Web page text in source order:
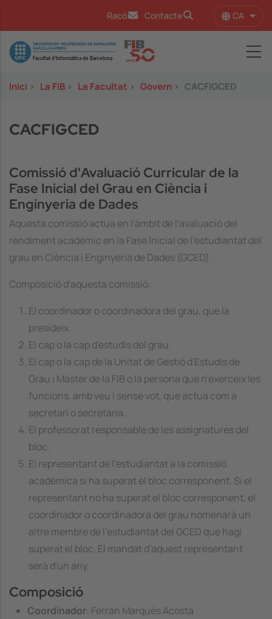
Racó Contacte CA
Image
Inici > La FIB > La Facultat > Govern > CACFIGCED
CACFIGCED
Comissió d'Avaluació Curricular de la
Fase Inicial del Grau en Ciència i
Enginyeria de Dades
Aquesta comissió actua en l'àmbit de l'avaluació del
rendiment acadèmic en la Fase Inicial de l’estudiantat del
grau en Ciència i Enginyeria de Dades (GCED).
Composició d'aquesta comissió:
El coordinador o coordinadora del grau, que la
presideix
El cap o la cap d'estudis del grau.
El cap o la cap de la Unitat de Gestió d'Estudis de
Grau i Màster de la FIB o la persona que n’exerceix les
funcions, amb veu i sense vot, que actua com a
secretari o secretària.
El professorat responsable de les assignatures del
bloc.
El representant de l'estudiantat a la comissió
acadèmica si ha superat el bloc corresponent. Si el
representant no ha superat el bloc corresponent, el
coordinador o coordinadora del grau nomenarà un
altre membre de l'estudiantat del GCED que hagi
superat el bloc. El mandat d'aquest representant
serà d'un any.
Composició
Coordinador: Ferran Marqués Acosta